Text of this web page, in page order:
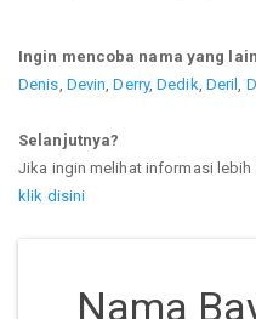
Ingin mencoba nama yang
Denis Devin ,Derry,Dedik Deril
Selanjutnya?
Jika ingin melihat informasi lebih
klik disini
Nama